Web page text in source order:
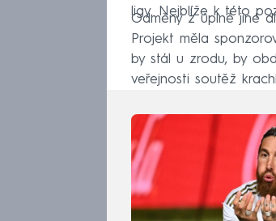
ligy. Nejblíže k této
Odměny z úplně jiné
Projekt měla
by stál u zrodu, by
veřejnosti soutěž